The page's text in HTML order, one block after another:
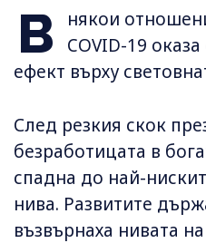
В
някои
COVID-19
ефект върху
След резкия скок
безработицата в
спадна до най-
нива. Развитите
възвърнаха нивата